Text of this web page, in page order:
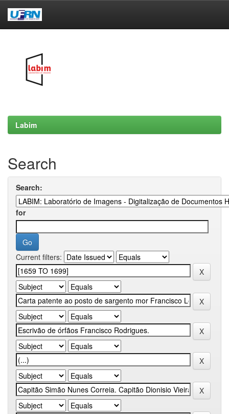
Labim
Search
Search:
for
Current filters: